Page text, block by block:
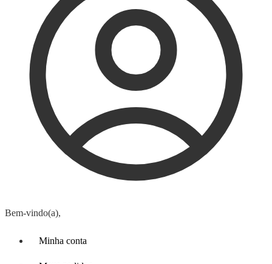
Bem-vindo(a),
Minha conta